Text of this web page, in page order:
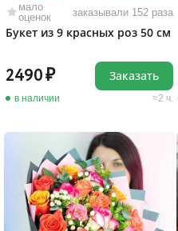
мало
оценок
заказывали 152 раза
Букет из 9 красных роз 50 см
2490
в наличии 2 ч.
Заказать